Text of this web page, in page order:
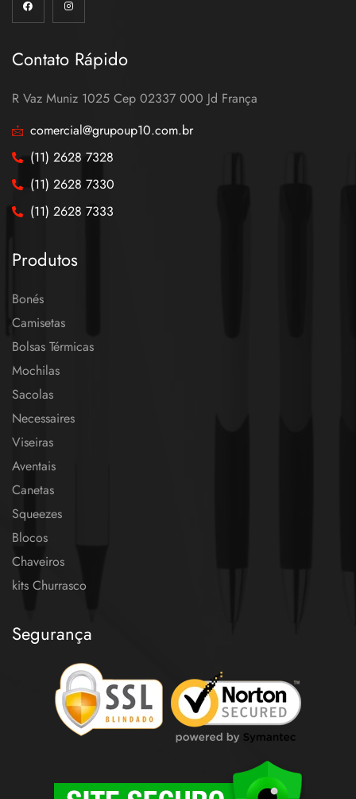
Contato Rápido
R Vaz Muniz 1025 Cep 02337 000 Jd França
comercial@grupoup10.com.br
(11) 2628 7328
(11) 2628 7330
(11) 2628 7333
Produtos
Bonés
Camisetas
Bolsas Térmicas
Mochilas
Sacolas
Necessaires
Viseiras
Aventais
Canetas
Squeezes
Blocos
Chaveiros
kits Churrasco
Segurança